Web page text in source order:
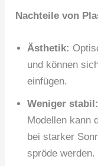
Nachteile von
Ästhetik:
und können
einfügen.
Weniger stabil:
Modellen kann
bei starker
spröde werden.